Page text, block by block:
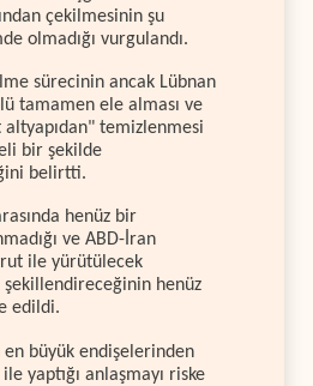
çekilmesinin şu
olmadığı vurgulandı.
sürecinin ancak Lübnan
tamamen ele alması ve
temizlenmesi
bir şekilde
belirtti.
henüz bir
ve ABD-İran
ile yürütülecek
şekillendireceğinin henüz
edildi.
büyük endişelerinden
yaptığı anlaşmayı riske